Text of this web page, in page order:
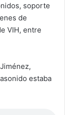
soporte
de
VIH, entre
estaba